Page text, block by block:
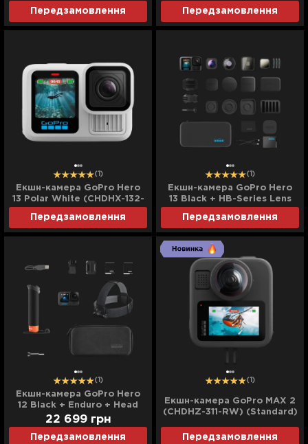
Передзамовлення Передзамовлення
(1)
Екшн-камера GoPro Hero
13 Polar White (CHDHX-132-
Передзамовлення
(1)
Екшн-камера GoPro Hero
13 Black + HB-Series Lens
(Standard)
Передзамовлення
(1)
Екшн-камера GoPro Hero
12 Black + Enduro + Head
Strap + Handler Floating
Передзамовлення
22 699 грн
(1)
Екшн-камера GoPro MAX 2
(CHDHZ-311-RW) (Standard)
Передзамовлення